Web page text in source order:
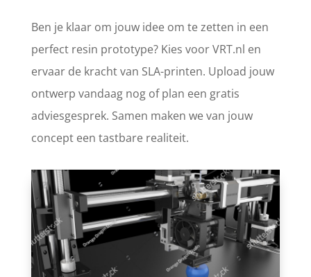
Ben je klaar om jouw idee om te zetten in een
perfect resin prototype? Kies voor VRT.nl en
ervaar de kracht van SLA-printen. Upload jouw
ontwerp vandaag nog of plan een gratis
adviesgesprek. Samen maken we van jouw
concept een tastbare realiteit.